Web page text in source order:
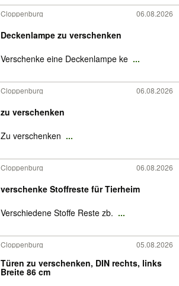
Cloppenburg 06.08.2026
Deckenlampe zu verschenken
Verschenke eine Deckenlampe ke ...
Cloppenburg 06.08.2026
zu verschenken
Zu verschenken ...
Cloppenburg 06.08.2026
verschenke Stoffreste für Tierheim
Verschiedene Stoffe Reste zb. ...
Cloppenburg 05.08.2026
Türen zu verschenken, DIN rechts, links
Breite 86 cm